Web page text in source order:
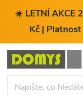
☀️ LETNÍ AKCE
Kč |
Přejít
obsah